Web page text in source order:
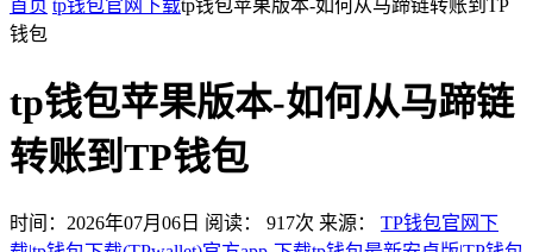
首页 tp钱包官网下载tp钱包苹果版本-如何从马蹄链转账到TP
钱包
tp钱包苹果版本-如何从马蹄链
转账到TP钱包
时间：2026年07月06日 阅读： 917次 来源： TP钱包官网下